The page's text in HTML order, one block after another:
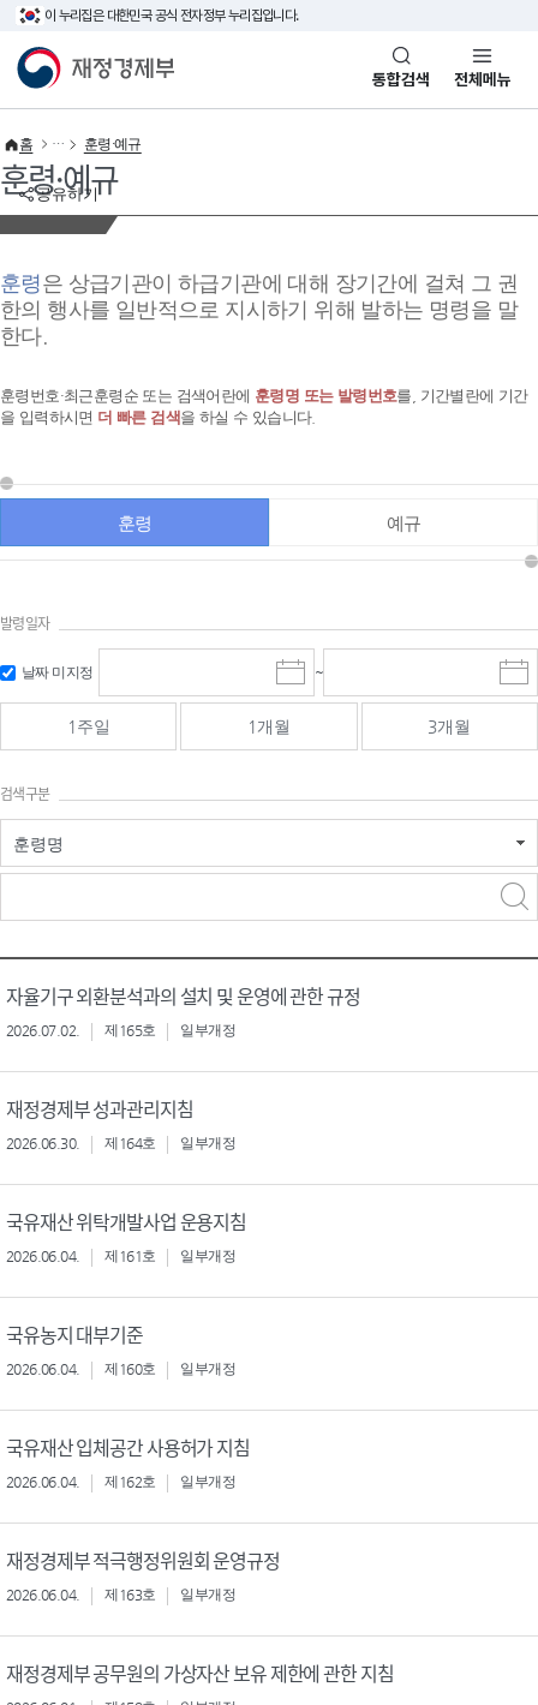
이 누리집은 대한민국 공식 전자정부 누리집입니다.
재정경제부(www.mofe.go.kr)통합검색 전체메뉴
공유하기
홈 훈령·예규
훈령·예규
훈령은 상급기관이 하급기관에 대해 장기간에 걸쳐 그 권
한의 행사를 일반적으로 지시하기 위해 발하는 명령을 말
한다.
훈령번호·최근훈령순 또는 검색어란에 훈령명 또는 발령번호를, 기간별란에 기간
을 입력하시면 더 빠른 검색 을 하실 수 있습니다.
훈령 예규
발령일자
날짜 미지정
시
작
일
선
~
마
감
선
1주일 1개월 3개월
검색구분
훈령명
자율기구 외환분석과의 설치 및 운영에 관한 규정
2026.07.02. 제165호 일부개정
재정경제부 성과관리지침
2026.06.30. 제164호 일부개정
국유재산 위탁개발사업 운용지침
2026.06.04. 제161호 일부개정
국유농지 대부기준
2026.06.04. 제160호 일부개정
국유재산 입체공간 사용허가 지침
2026.06.04. 제162호 일부개정
재정경제부 적극행정위원회 운영규정
2026.06.04. 제163호 일부개정
재정경제부 공무원의 가상자산 보유 제한에 관한 지침